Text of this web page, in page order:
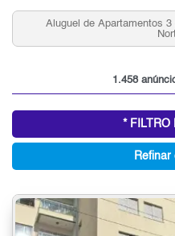
Aluguel de Apartamentos 3
Norte, SP
1.458
* FILTRO
Refinar